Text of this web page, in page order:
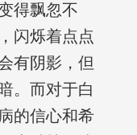
得飘忽不
闪烁着点点
有阴影，但
。而对于白
的信心和希